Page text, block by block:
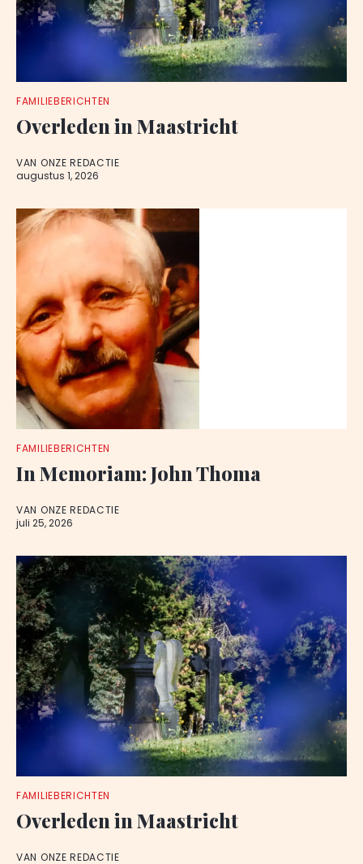
FAMILIEBERICHTEN
Overleden in Maastricht
VAN ONZE REDACTIE
augustus 1, 2026
FAMILIEBERICHTEN
In Memoriam: John Thoma
VAN ONZE REDACTIE
juli 25, 2026
FAMILIEBERICHTEN
Overleden in Maastricht
VAN ONZE REDACTIE